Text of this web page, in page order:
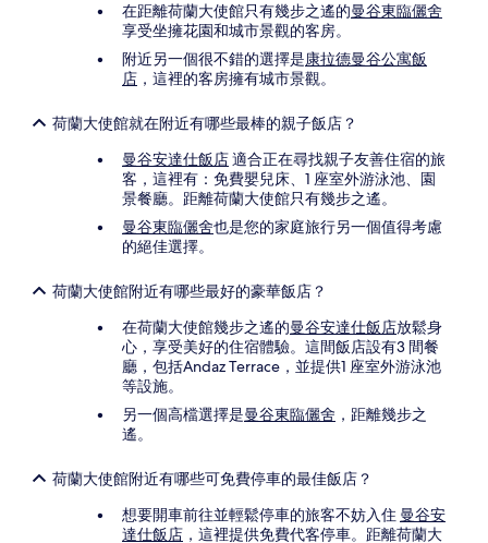
在距離荷蘭大使館只有幾步之遙的曼谷東臨儷舍
享受坐擁花園和城市景觀的客房。
附近另一個很不錯的選擇是康拉德曼谷公寓飯
店 ，這裡的客房擁有城市景觀。
荷蘭大使館就在附近有哪些最棒的親子飯店？
曼谷安達仕飯店適合正在尋找親子友善住宿的旅
客，這裡有：免費嬰兒床、1 座室外游泳池、園
景餐廳。距離荷蘭大使館只有幾步之遙。
曼谷東臨儷舍也是您的家庭旅行另一個值得考慮
的絕佳選擇。
荷蘭大使館附近有哪些最好的豪華飯店？
在荷蘭大使館幾步之遙的曼谷安達仕飯店放鬆身
心，享受美好的住宿體驗。這間飯店設有3 間餐
廳，包括Andaz Terrace，並提供1 座室外游泳池
等設施。
另一個高檔選擇是曼谷東臨儷舍 ，距離幾步之
遙。
荷蘭大使館附近有哪些可免費停車的最佳飯店？
想要開車前往並輕鬆停車的旅客不妨入住 曼谷安
達仕飯店 ，這裡提供免費代客停車。距離荷蘭大